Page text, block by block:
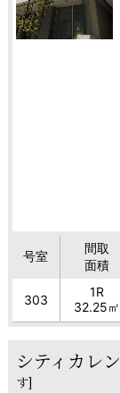
号室
間取
面積
303
1R
32.25㎡
シティカレ
す]